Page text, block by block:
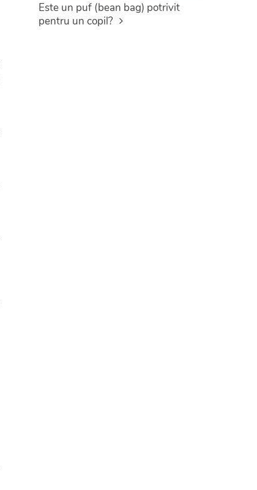
Este un puf (bean bag) potrivit
pentru un copil?